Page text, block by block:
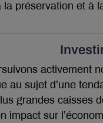
préservation et à
activement
au sujet d’une
grandes caisses
impact sur